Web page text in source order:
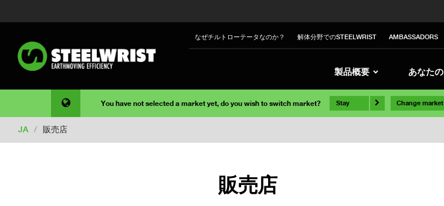
なぜチルトローテータなのか？ 解体分野でのSTEELWRIST AMBASSADORS
製品概要 あなたの
You have not selected a market yet, do you wish to switch market? Stay Change market
JA / 販売店
販売店